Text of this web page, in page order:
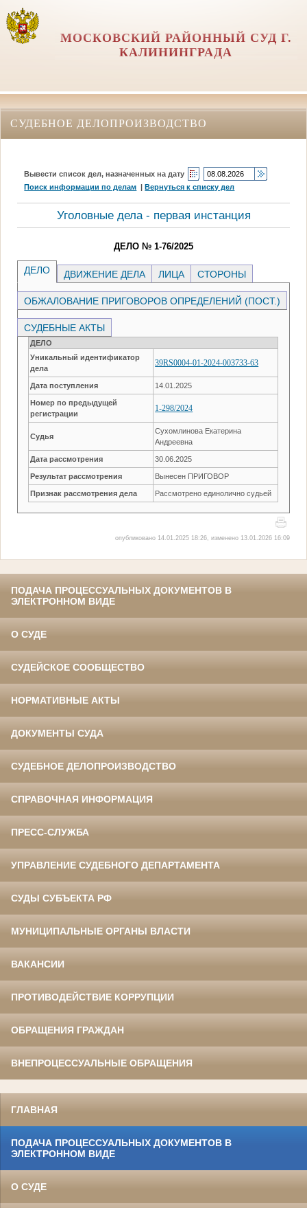
МОСКОВСКИЙ РАЙОННЫЙ СУД Г.
КАЛИНИНГРАДА
СУДЕБНОЕ ДЕЛОПРОИЗВОДСТВО
Вывести список дел, назначенных на дату
Поиск информации по делам |Вернуться к списку дел
Уголовные дела - первая инстанция
ДЕЛО № 1-76/2025
ДЕЛО ДВИЖЕНИЕ ДЕЛА ЛИЦА СТОРОНЫ
ОБЖАЛОВАНИЕ ПРИГОВОРОВ ОПРЕДЕЛЕНИЙ (ПОСТ.)
СУДЕБНЫЕ АКТЫ
ДЕЛО
Уникальный идентификатор
дела
39RS0004-01-2024-003733-63
Дата поступления 14.01.2025
Номер по предыдущей
регистрации
1-298/2024
Судья
Сухомлинова Екатерина
Андреевна
Дата рассмотрения 30.06.2025
Результат рассмотрения Вынесен ПРИГОВОР
Признак рассмотрения дела Рассмотрено единолично судьей
опубликовано 14.01.2025 18:26, изменено 13.01.2026 16:09
ПОДАЧА ПРОЦЕССУАЛЬНЫХ ДОКУМЕНТОВ В
ЭЛЕКТРОННОМ ВИДЕ
О СУДЕ
СУДЕЙСКОЕ СООБЩЕСТВО
НОРМАТИВНЫЕ АКТЫ
ДОКУМЕНТЫ СУДА
СУДЕБНОЕ ДЕЛОПРОИЗВОДСТВО
СПРАВОЧНАЯ ИНФОРМАЦИЯ
ПРЕСС-СЛУЖБА
УПРАВЛЕНИЕ СУДЕБНОГО ДЕПАРТАМЕНТА
СУДЫ СУБЪЕКТА РФ
МУНИЦИПАЛЬНЫЕ ОРГАНЫ ВЛАСТИ
ВАКАНСИИ
ПРОТИВОДЕЙСТВИЕ КОРРУПЦИИ
ОБРАЩЕНИЯ ГРАЖДАН
ВНЕПРОЦЕССУАЛЬНЫЕ ОБРАЩЕНИЯ
ГЛАВНАЯ
ПОДАЧА ПРОЦЕССУАЛЬНЫХ ДОКУМЕНТОВ В
ЭЛЕКТРОННОМ ВИДЕ
О СУДЕ